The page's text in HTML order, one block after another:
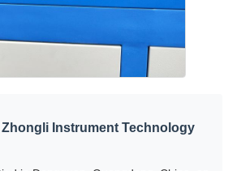
Instrument Technology